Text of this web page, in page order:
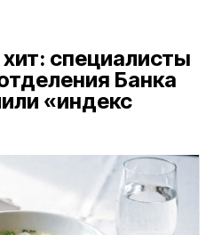
специалисты
Банка
«индекс